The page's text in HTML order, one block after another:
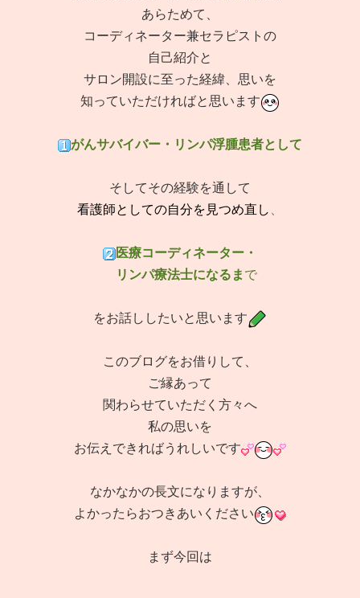
あらためて、
コーディネーター兼セラピストの
自己紹介と
サロン開設に至った経緯、思いを
知っていただければと思います
がんサバイバー・リンパ浮腫患者として
そしてその経験を通して
看護師としての自分を見つめ直し
医療コーディネーター・
リンパ療法士になるま で
をお話ししたいと思います
このブログをお借りして、
ご縁あって
関わらせていただく方々へ
私の思いを
お伝えできればうれしいです
なかなかの長文になりますが、
よかったらおつきあいください
まず今回は